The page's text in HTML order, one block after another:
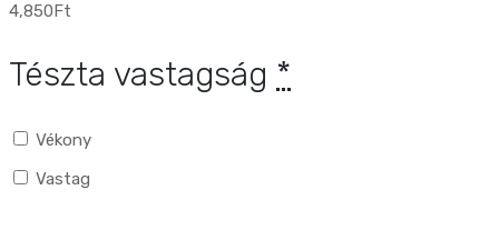
4,850Ft
Tészta vastagság *
Vékony
Vastag